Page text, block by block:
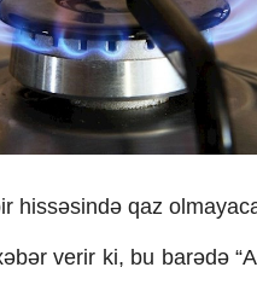
hissəsində qaz
verir ki, bu barədə